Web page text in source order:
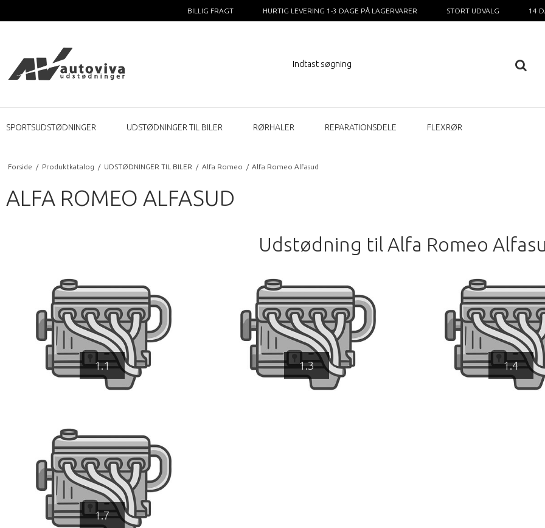
BILLIG FRAGT HURTIG LEVERING 1-3 DAGE PÅ LAGERVARER STORT UDVALG 14
SPORTSUDSTØDNINGER UDSTØDNINGER TIL BILER RØRHALER REPARATIONSDELE FLEXRØR
Forside / Produktkatalog / UDSTØDNINGER TIL BILER / Alfa Romeo / Alfa Romeo Alfasud
ALFA ROMEO ALFASUD
Udstødning til Alfa Romeo
1.1 1.3 1.4
1.7